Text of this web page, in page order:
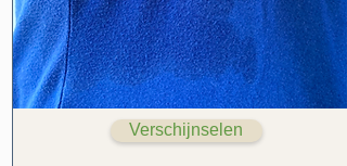
Verschijnselen